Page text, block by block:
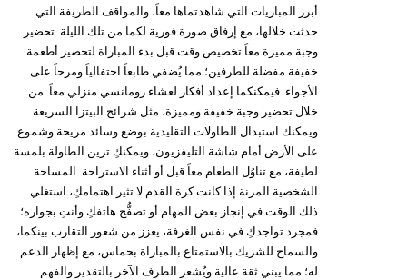
أبرز المباريات التي شاهدتماها معاً، والمواقف الطريفة التي
حدثت خلالها، مع إرفاق صورة فورية لكما من تلك الليلة. تحضير
وجبة مميزة معاً تخصيص وقت قبل بدء المباراة لتحضير أطعمة
خفيفة مفضلة للطرفين؛ مما يُضفي طابعاً احتفالياً ومرحاً على
الأجواء. فيمكنكما إعداد أفكار لعشاء رومانسي منزلي معاً. من
خلال تحضير وجبة خفيفة ومميزة، مثل شرائح البيتزا السريعة.
ويمكنك استبدال الطاولات التقليدية بوضع وسائد مريحة وشموع
على الأرض أمام شاشة التليفزيون، ويمكنكِ تزين الطاولة بلمسة
لطيفة، مع تناوُل الطعام معاً قبل أو أثناء الاستراحة. المساحة
الشخصية المرنة إذا كانت كرة القدم لا تثير اهتمامكِ، استغلي
ذلك الوقت في إنجاز بعض المهام أو تصفُّح هاتفكِ وأنتِ بجواره؛
فمجرد تواجدكِ في نفس الغرفة، يعزز من شعور التقارب بينكما،
والسماح للشريك بالاستمتاع بالمباراة بحماس، مع إظهار الدعم
له؛ مما يبني ثقة عالية ويُشعر الطرف الآخر بالتقدير والفهم